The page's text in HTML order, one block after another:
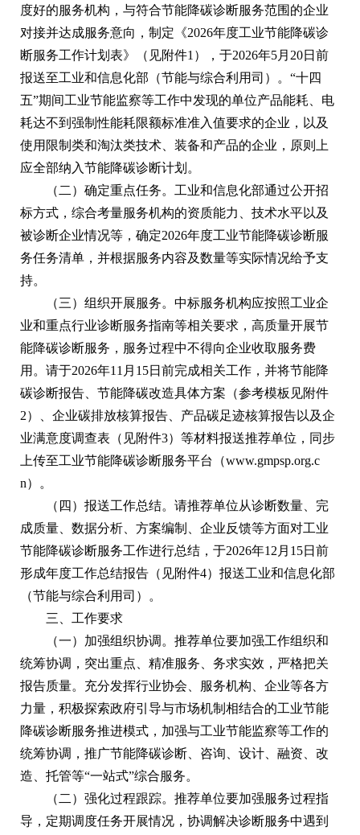
度好的服务机构，与符合节能降碳诊断服务范围的企业
对接并达成服务意向，制定《2026年度工业节能降碳诊
断服务工作计划表》（见附件1），于2026年5月20日前
报送至工业和信息化部（节能与综合利用司）。“十四
五”期间工业节能监察等工作中发现的单位产品能耗、电
耗达不到强制性能耗限额标准准入值要求的企业，以及
使用限制类和淘汰类技术、装备和产品的企业，原则上
应全部纳入节能降碳诊断计划。
（二）确定重点任务。工业和信息化部通过公开招
标方式，综合考量服务机构的资质能力、技术水平以及
被诊断企业情况等，确定2026年度工业节能降碳诊断服
务任务清单，并根据服务内容及数量等实际情况给予支
持。
（三）组织开展服务。中标服务机构应按照工业企
业和重点行业诊断服务指南等相关要求，高质量开展节
能降碳诊断服务，服务过程中不得向企业收取服务费
用。请于2026年11月15日前完成相关工作，并将节能降
碳诊断报告、节能降碳改造具体方案（参考模板见附件
2）、企业碳排放核算报告、产品碳足迹核算报告以及企
业满意度调查表（见附件3）等材料报送推荐单位，同步
上传至工业节能降碳诊断服务平台（www.gmpsp.org.c
n）。
（四）报送工作总结。请推荐单位从诊断数量、完
成质量、数据分析、方案编制、企业反馈等方面对工业
节能降碳诊断服务工作进行总结，于2026年12月15日前
形成年度工作总结报告（见附件4）报送工业和信息化部
（节能与综合利用司）。
三、工作要求
（一）加强组织协调。推荐单位要加强工作组织和
统筹协调，突出重点、精准服务、务求实效，严格把关
报告质量。充分发挥行业协会、服务机构、企业等各方
力量，积极探索政府引导与市场机制相结合的工业节能
降碳诊断服务推进模式，加强与工业节能监察等工作的
统筹协调，推广节能降碳诊断、咨询、设计、融资、改
造、托管等“一站式”综合服务。
（二）强化过程跟踪。推荐单位要加强服务过程指
导，定期调度任务开展情况，协调解决诊断服务中遇到